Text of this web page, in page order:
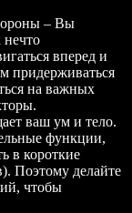
– Вы
нечто
вперед и
придерживаться
на важных
ваш ум и тело.
функции,
в короткие
Поэтому делайте
чтобы